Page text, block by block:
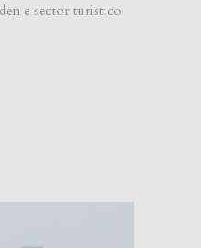
e sector turistico